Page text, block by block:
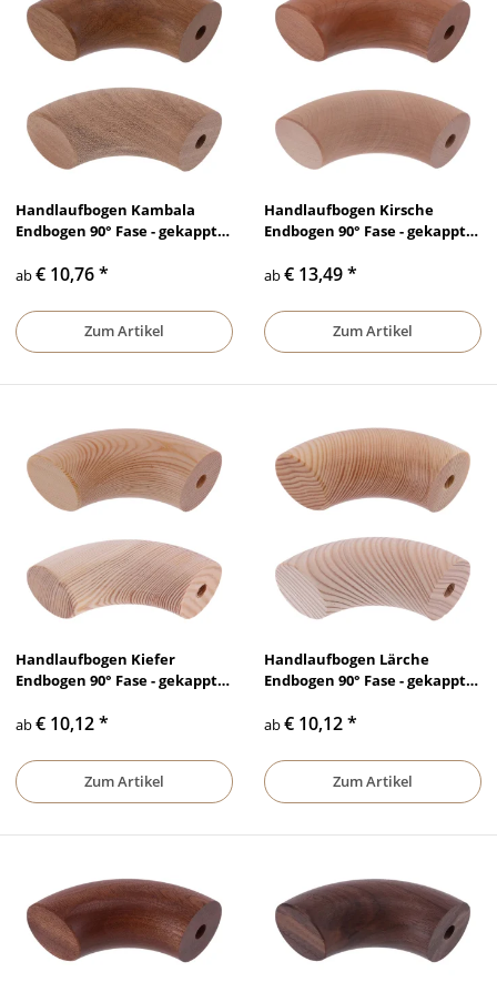
Handlaufbogen Kambala
Endbogen 90° Fase - gekappt
unbehandelt, Ø 35 mm - Ø 50
ab€ 10,76*
Zum Artikel
Handlaufbogen Kirsche
Endbogen 90° Fase - gekappt
unbehandelt, Ø 35 mm - Ø 50
ab€ 13,49*
Zum Artikel
Handlaufbogen Kiefer
Endbogen 90° Fase - gekappt
unbehandelt, Ø 35 mm - Ø 50
ab€ 10,12*
Zum Artikel
Handlaufbogen Lärche
Endbogen 90° Fase - gekappt
unbehandelt, Ø 35 mm - Ø 50
ab€ 10,12*
Zum Artikel